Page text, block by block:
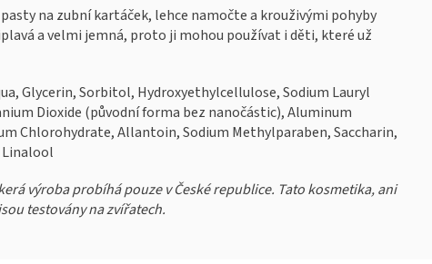
na zubní kartáček, lehce namočte a krouživými pohyby
a velmi jemná, proto ji mohou používat i děti, které už
Glycerin, Sorbitol, Hydroxyethylcellulose, Sodium Lauryl
Dioxide (původní forma bez nanočástic), Aluminum
Chlorohydrate, Allantoin, Sodium Methylparaben, Saccharin,
Linalool
výroba probíhá pouze v České republice. Tato kosmetika, ani
testovány na zvířatech.